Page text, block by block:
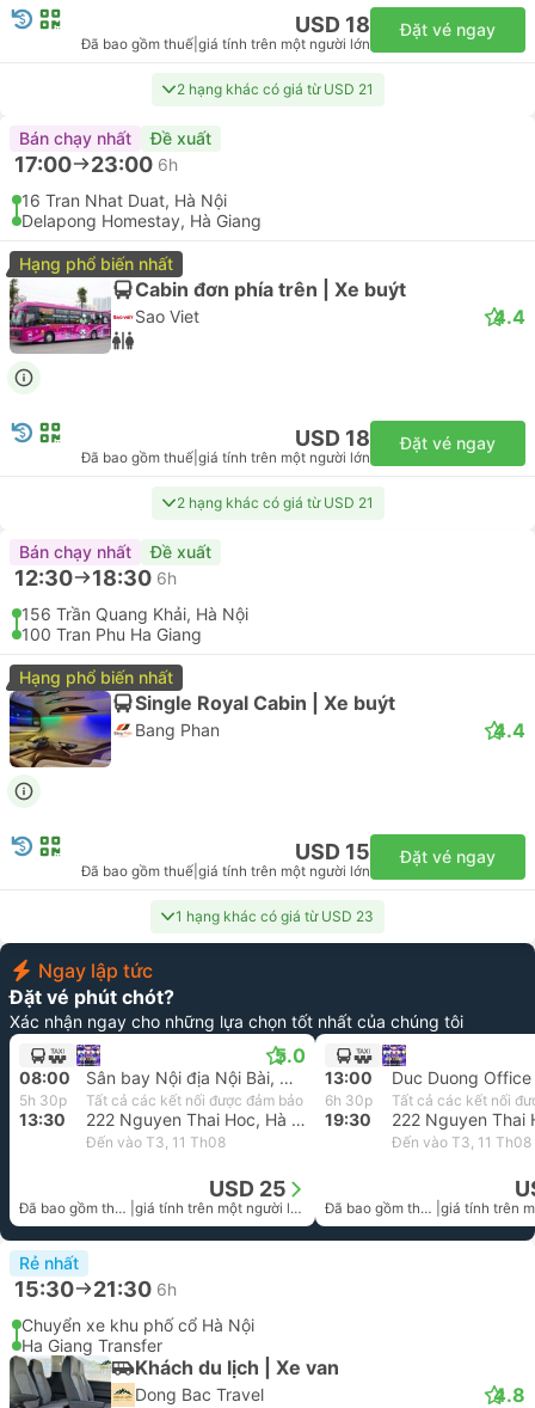
USD 18
Đã bao gồm thuế giá tính trên một người lớn
Đặt vé ngay
2 hạng khác có giá từ USD 21
Bán chạy nhất Đề xuất
17:00 23:00 6h
16 Tran Nhat Duat, Hà Nội
Delapong Homestay, Hà Giang
Hạng phổ biến nhất
Cabin đơn phía trên | Xe buýt
Sao Viet 4.4
USD 18
Đã bao gồm thuế giá tính trên một người lớn
Đặt vé ngay
2 hạng khác có giá từ USD 21
Bán chạy nhất Đề xuất
12:30 18:30 6h
156 Trần Quang Khải, Hà Nội
100 Tran Phu Ha Giang
Hạng phổ biến nhất
Single Royal Cabin | Xe buýt
Bang Phan 4.4
USD 15
Đã bao gồm thuế giá tính trên một người lớn
Đặt vé ngay
1 hạng khác có giá từ USD 23
Ngay lập tức
Đặt vé phút chót?
Xác nhận ngay cho những lựa chọn tốt nhất của chúng tôi
5.0
08:00 Sân bay Nội địa Nội Bài, Noi Bai Sân bay
5h 30p Tất cả các kết nối được đảm bảo
13:30 222 Nguyen Thai Hoc, Hà Giang
Đến vào T3, 11 Th08
USD 25
Đã bao gồm thuế | giá tính trên một người lớn
13:00
6h 30p Tất cả các kết nối
19:30
Đến vào T3, 11 Th08
Đã bao gồm thuế |
Rẻ nhất
15:30 21:30 6h
Chuyển xe khu phố cổ Hà Nội
Ha Giang Transfer
Khách du lịch | Xe van
Dong Bac Travel 4.8